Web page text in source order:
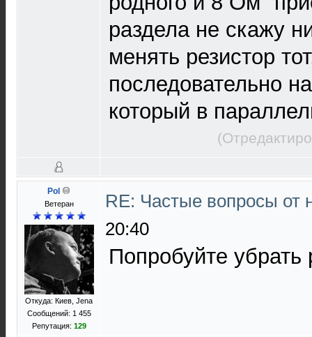
раздела не скажу
менять резистор
последовательно
который в
Pol
Ветеран
Откуда: Киев, Jena
Сообщений: 1 455
Репутация: 129
RE: Частые вопросы от
20:40
Попробуйте